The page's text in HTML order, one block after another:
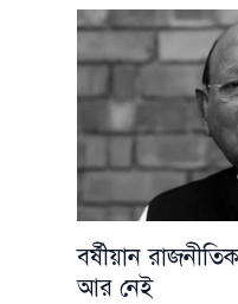
বর্ষীয়ান
আর নেই